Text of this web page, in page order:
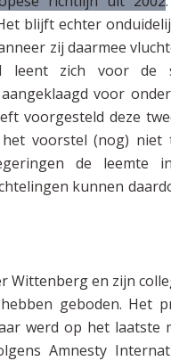
blijft echter
zij daarmee
leent zich voor de
voor
voorgesteld deze
voorstel (nog) niet
de leemte
kunnen
Wittenberg en zijn
geboden. Het
werd op het
Amnesty